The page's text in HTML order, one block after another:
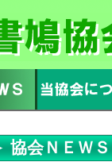
協会ＮＥＷ